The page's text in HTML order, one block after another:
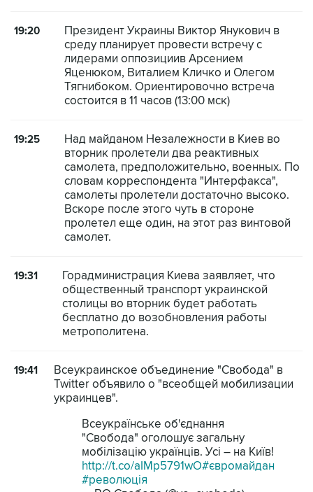
19:20
Президент Украины Виктор Янукович в
среду планирует провести встречу с
лидерами оппозициив Арсением
Яценюком, Виталием Кличко и Олегом
Тягнибоком. Ориентировочно встреча
состоится в 11 часов (13:00 мск)
19:25
Над майданом Незалежности в Киев во
вторник пролетели два реактивных
самолета, предположительно, военных. По
словам корреспондента "Интерфакса",
самолеты пролетели достаточно высоко.
Вскоре после этого чуть в стороне
пролетел еще один, на этот раз винтовой
самолет.
19:31
Горадминистрация Киева заявляет, что
общественный транспорт украинской
столицы во вторник будет работать
бесплатно до возобновления работы
метрополитена.
19:41
Всеукраинское объединение "Свобода" в
Twitter объявило о "всеобщей мобилизации
украинцев".
Всеукраїнське об'єднання
"Свобода" оголошує загальну
мобілізацію українців. Усі – на Київ!
http://t.co/aIMp5791wO#євромайдан
#революція